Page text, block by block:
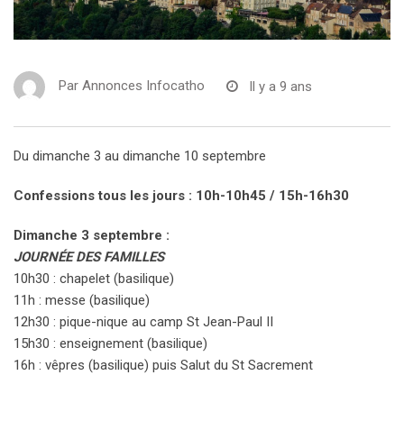
Par Annonces Infocatho Il y a 9 ans
Du dimanche 3 au dimanche 10 septembre
Confessions tous les jours : 10h-10h45 / 15h-16h30
Dimanche 3 septembre :
JOURNÉE DES FAMILLES
10h30 : chapelet (basilique)
11h : messe (basilique)
12h30 : pique-nique au camp St Jean-Paul II
15h30 : enseignement (basilique)
16h : vêpres (basilique) puis Salut du St Sacrement